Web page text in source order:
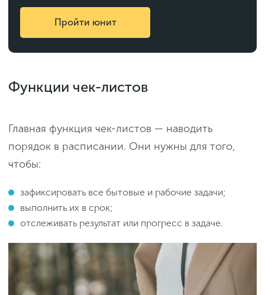
Пройти юнит
Функции чек-листов
Главная функция чек-листов — наводить
порядок в расписании. Они нужны для того,
чтобы:
зафиксировать все бытовые и рабочие задачи;
выполнить их в срок;
отслеживать результат или прогресс в задаче.